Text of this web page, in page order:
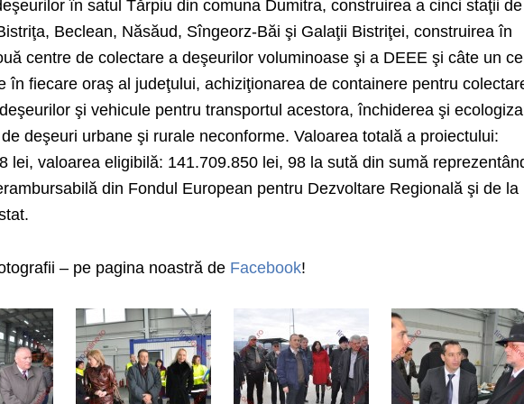
în satul Tărpiu din comuna Dumitra, construirea a cinci staţii de
Beclean, Năsăud, Sîngeorz-Băi şi Galaţii Bistriţei, construirea în
centre de colectare a deşeurilor voluminoase şi a DEEE şi câte un
în fiecare oraş al judeţului, achiziţionarea de containere pentru
şi vehicule pentru transportul acestora, închiderea şi
deşeuri urbane şi rurale neconforme. Valoarea totală a proiectului:
lei, valoarea eligibilă: 141.709.850 lei, 98 la sută din sumă
din Fondul European pentru Dezvoltare Regională şi de la
– pe pagina noastră de Facebook!